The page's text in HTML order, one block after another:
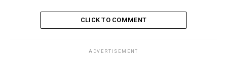
CLICK TO COMMENT
ADVERTISEMENT